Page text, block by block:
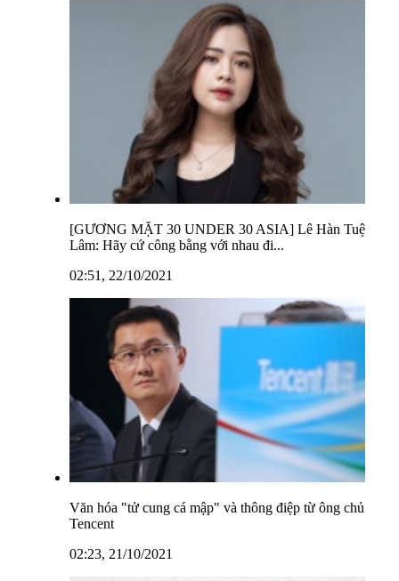
[GƯƠNG MẶT 30 UNDER 30 ASIA] Lê Hàn Tuệ
Lâm: Hãy cứ công bằng với nhau đi...
02:51, 22/10/2021
Văn hóa "tử cung cá mập" và thông điệp từ ông chủ
Tencent
02:23, 21/10/2021